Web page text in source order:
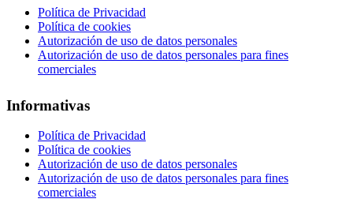
Política de Privacidad
Política de cookies
Autorización de uso de datos personales
Autorización de uso de datos personales para fines
comerciales
Informativas
Política de Privacidad
Política de cookies
Autorización de uso de datos personales
Autorización de uso de datos personales para fines
comerciales